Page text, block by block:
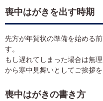
喪中はがきを出す時期
先方が年賀状の準備を始める前
す。
もし遅れてしまった場合は無
から寒中見舞いとしてご挨拶を
喪中はがきの書き方